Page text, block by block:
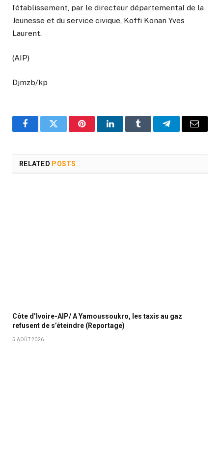
l’établissement, par le directeur départemental de la
Jeunesse et du service civique, Koffi Konan Yves
Laurent.
(AIP)
Djmzb/kp
FacebookTwitter PinterestLinkedInTumblr TelegramEmail
RELATED POSTS
Côte d’Ivoire-AIP/ A Yamoussoukro, les taxis au gaz
refusent de s’éteindre (Reportage)
5 AOÛT 2026